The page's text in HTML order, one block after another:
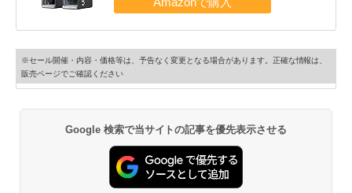
※セール開催・内容・価格等は、予告なく変更となる場合があります。正確な情報は、
販売ページでご確認ください
Google 検索で当サイトの記事を優先表示させる